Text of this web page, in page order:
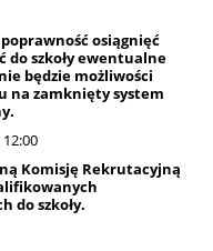
osiągnięć
do szkoły ewentualne
będzie możliwości
na zamknięty system
Komisję Rekrutacyjną
do szkoły.